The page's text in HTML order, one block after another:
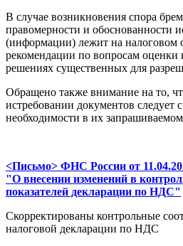
В случае возникновения спора
правомерности и обоснованности
(информации) лежит на налоговом
рекомендации по вопросам оценки
решениях существенных для
Обращено также внимание на то,
истребовании документов следует
необходимости в их
<Письмо> ФНС России от
"О внесении изменений в
показателей декларации по НДС"
Скорректированы контрольные
налоговой декларации по НДС